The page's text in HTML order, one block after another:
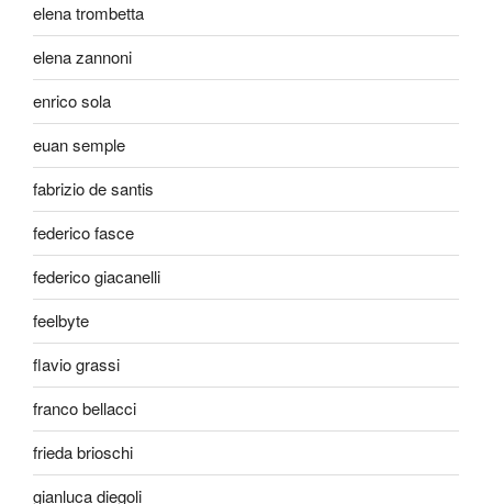
elena trombetta
elena zannoni
enrico sola
euan semple
fabrizio de santis
federico fasce
federico giacanelli
feelbyte
flavio grassi
franco bellacci
frieda brioschi
gianluca diegoli